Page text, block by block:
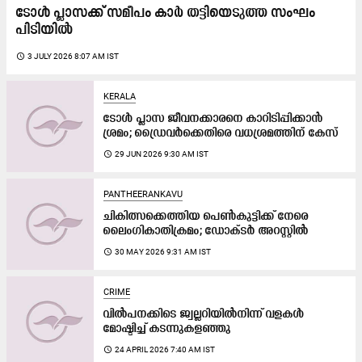
ടോൾ പ്ലാസക്ക് സമീപം കാർ തട്ടിയെടുത്ത സംഘം
പിടിയിൽ
access_time 3 JULY 2026 8:07 AM IST
KERALA
ടോൾ പ്ലാസ ജീവനക്കാരനെ കാറിടിപ്പിക്കാൻ
ശ്രമം; ഡ്രൈവർക്കെതിരെ വധശ്രമത്തിന് കേസ്
access_time 29 JUN 2026 9:30 AM IST
PANTHEERANKAVU
ചികിത്സക്കെത്തിയ പെൺകുട്ടിക്ക് നേരെ
ലൈംഗികാതിക്രമം; ഡോക്ടർ അറസ്റ്റിൽ
access_time 30 MAY 2026 9:31 AM IST
CRIME
വിൽപനക്കിടെ ജ്വല്ലറിയിൽനിന്ന് വളകൾ
മോഷ്ടിച്ച് കടന്നുകളഞ്ഞു
access_time 24 APRIL 2026 7:40 AM IST